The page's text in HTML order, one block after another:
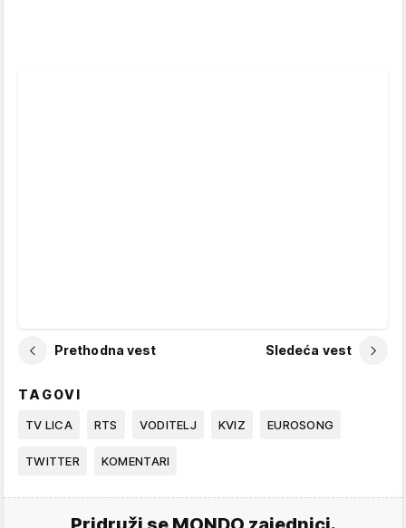
Prethodna vest Sledeća vest
TAGOVI
TV LICA RTS VODITELJ KVIZ EUROSONG
TWITTER KOMENTARI